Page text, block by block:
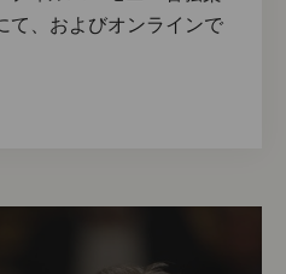
て、およびオンラインで